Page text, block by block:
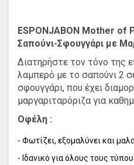
ESPONJABON Mother
Σαπούνι-Σφουγγάρι με
Διατηρήστε τον τόνο της
λαμπερό με το σαπούνι 2
σφουγγάρι, που έχει
μαργαριταρόριζα για
Οφέλη :
- Φωτίζει, εξομαλύνει και
- Ιδανικό για όλους τους